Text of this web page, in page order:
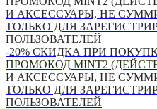
И АКСЕССУАРЫ, НЕ
ТОЛЬКО ДЛЯ
ПОЛЬЗОВАТЕЛЕЙ
-20% СКИДКА ПРИ
ПРОМОКОД MINT2
И АКСЕССУАРЫ, НЕ
ТОЛЬКО ДЛЯ
ПОЛЬЗОВАТЕЛЕЙ